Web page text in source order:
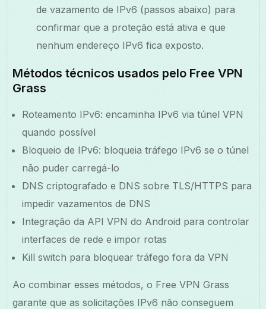
de vazamento de IPv6 (passos abaixo) para
confirmar que a proteção está ativa e que
nenhum endereço IPv6 fica exposto.
Métodos técnicos usados pelo Free VPN
Grass
Roteamento IPv6: encaminha IPv6 via túnel VPN
quando possível
Bloqueio de IPv6: bloqueia tráfego IPv6 se o túnel
não puder carregá-lo
DNS criptografado e DNS sobre TLS/HTTPS para
impedir vazamentos de DNS
Integração da API VPN do Android para controlar
interfaces de rede e impor rotas
Kill switch para bloquear tráfego fora da VPN
Ao combinar esses métodos, o Free VPN Grass
garante que as solicitações IPv6 não conseguem